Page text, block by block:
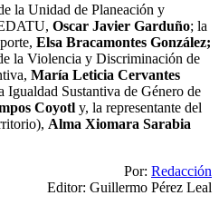
la Unidad de Planeación y
Oscar Javier Garduño; la
Elsa Bracamontes González;
la Violencia y Discriminación de
María Leticia Cervantes
Igualdad Sustantiva de Género de
Coyotl y, la representante del
Alma Xiomara Sarabia
Por: Redacción
Editor: Guillermo Pérez Leal